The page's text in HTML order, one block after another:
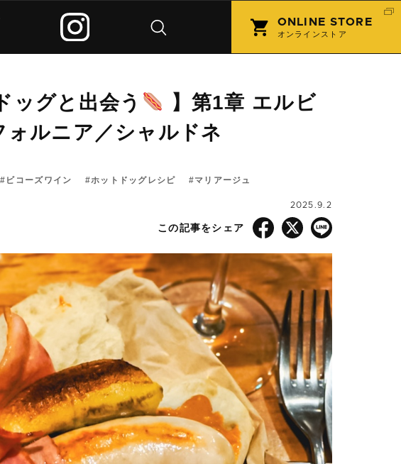
ONLINE STORE
オンラインストア
ッグと出会う
】第1章 エルビ
ォルニア／シャルドネ
ビコーズワイン ホットドッグレシピ マリアージュ
2025.9.2
この記事をシェア